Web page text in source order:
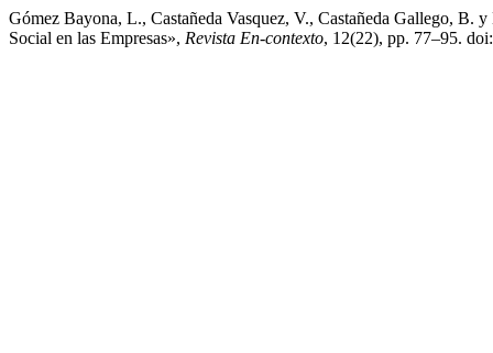
Gómez Bayona, L., Castañeda Vasquez, V., Castañeda Gallego, B.
Social en las Empresas», Revista En-contexto, 12(22), pp. 77–95.